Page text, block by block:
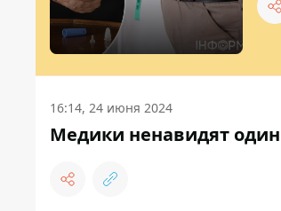
16:14, 24 июня 2024
Медики ненавидят